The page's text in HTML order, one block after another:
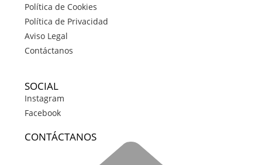
Política de Cookies
Política de Privacidad
Aviso Legal
Contáctanos
SOCIAL
Instagram
Facebook
CONTÁCTANOS